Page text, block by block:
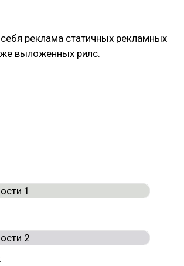
реклама статичных рекламных
выложенных рилс.